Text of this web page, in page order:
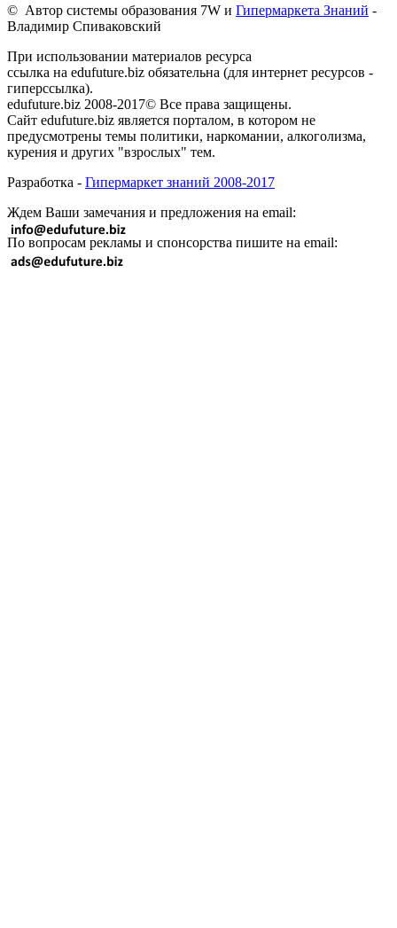
© Автор системы образования 7W и Гипермаркета Знаний -
Владимир Спиваковский
При использовании материалов ресурса
ссылка на edufuture.biz обязательна (для интернет ресурсов -
гиперссылка).
edufuture.biz 2008-2017© Все права защищены.
Сайт edufuture.biz является порталом, в котором не
предусмотрены темы политики, наркомании, алкоголизма,
курения и других "взрослых" тем.
Разработка - Гипермаркет знаний 2008-2017
Ждем Ваши замечания и предложения на email:
По вопросам рекламы и спонсорства пишите на email: